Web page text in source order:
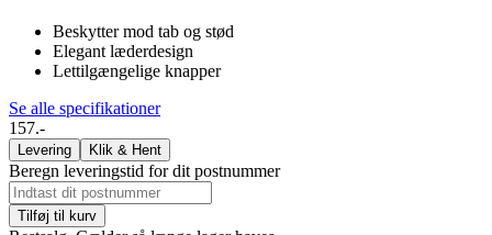
Beskytter mod tab og stød
Elegant læderdesign
Lettilgængelige knapper
Se alle specifikationer
157.-
Levering Klik & Hent
Beregn leveringstid for dit postnummer
Tilføj til kurv